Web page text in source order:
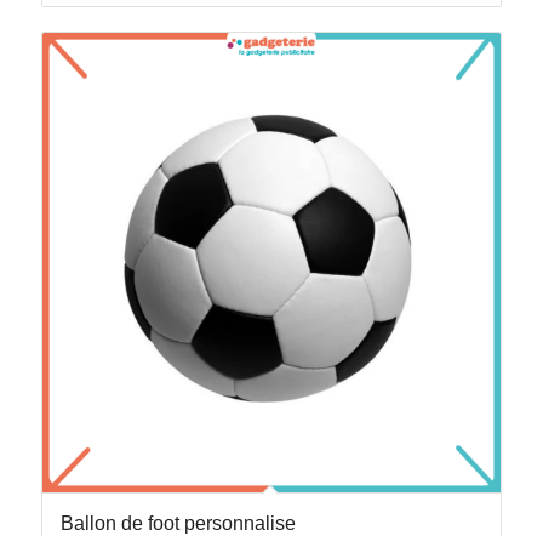
Ballon de foot personnalise